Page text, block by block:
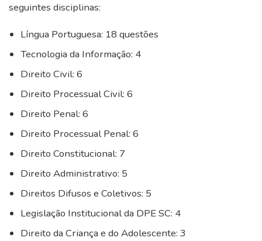
seguintes disciplinas:
Língua Portuguesa: 18 questões
Tecnologia da Informação: 4
Direito Civil: 6
Direito Processual Civil: 6
Direito Penal: 6
Direito Processual Penal: 6
Direito Constitucional: 7
Direito Administrativo: 5
Direitos Difusos e Coletivos: 5
Legislação Institucional da DPE SC: 4
Direito da Criança e do Adolescente: 3